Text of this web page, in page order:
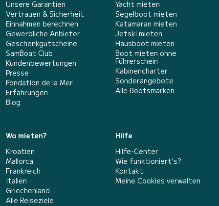
Unsere Garantien
Vertrauen & Sicherheit
Einnahmen berechnen
Gewerbliche Anbieter
Geschenkgutscheine
SamBoat Club
Kundenbewertungen
Presse
Fondation de la Mer
Erfahrungen
Blog
Yacht mieten
Segelboot mieten
Katamaran mieten
Jetski mieten
Hausboot mieten
Boot mieten ohne
Führerschein
Kabinencharter
Sonderangebote
Alle Bootsmarken
Wo mieten?
Kroatien
Mallorca
Frankreich
Italien
Griechenland
Alle Reiseziele
Hilfe
Hilfe-Center
Wie funktioniert's?
Kontakt
Meine Cookies verwalten